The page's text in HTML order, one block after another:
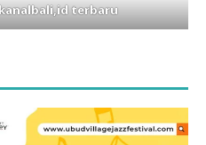
terbaru